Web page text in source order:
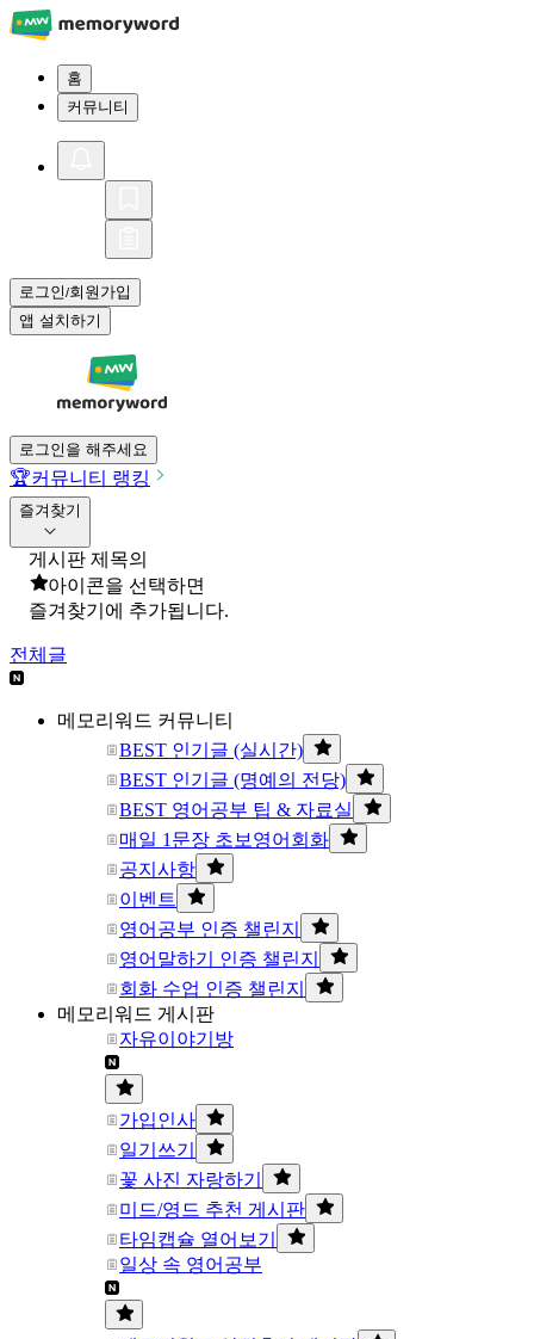
홈
커뮤니티
로그인/회원가입
앱 설치하기
로그인을 해주세요
🏆커뮤니티 랭킹
즐겨찾기
게시판 제목의
아이콘을 선택하면
즐겨찾기에 추가됩니다.
전체글
메모리워드 커뮤니티
BEST 인기글 (실시간)
BEST 인기글 (명예의 전당)
BEST 영어공부 팁 & 자료실
매일 1문장 초보영어회화
공지사항
이벤트
영어공부 인증 챌린지
영어말하기 인증 챌린지
회화 수업 인증 챌린지
메모리워드 게시판
자유이야기방
가입인사
일기쓰기
꽃 사진 자랑하기
미드/영드 추천 게시판
타임캡슐 열어보기
일상 속 영어공부